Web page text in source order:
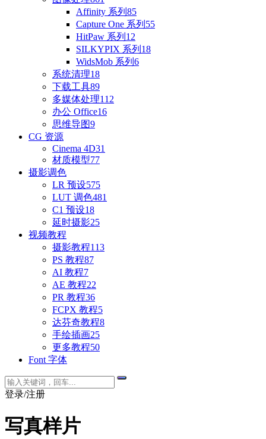
Affinity 系列 85
Capture One 系列 55
HitPaw 系列 12
SILKYPIX 系列 18
WidsMob 系列 6
系统清理18
下载工具89
多媒体处理112
办公 Office16
思维导图9
CG 资源
Cinema 4D31
材质模型77
摄影调色
LR 预设575
LUT 调色481
C1 预设18
延时摄影25
视频教程
摄影教程113
PS 教程87
AI 教程7
AE 教程22
PR 教程36
FCPX 教程5
达芬奇教程8
手绘插画25
更多教程50
Font 字体
登录/注册
写真样片